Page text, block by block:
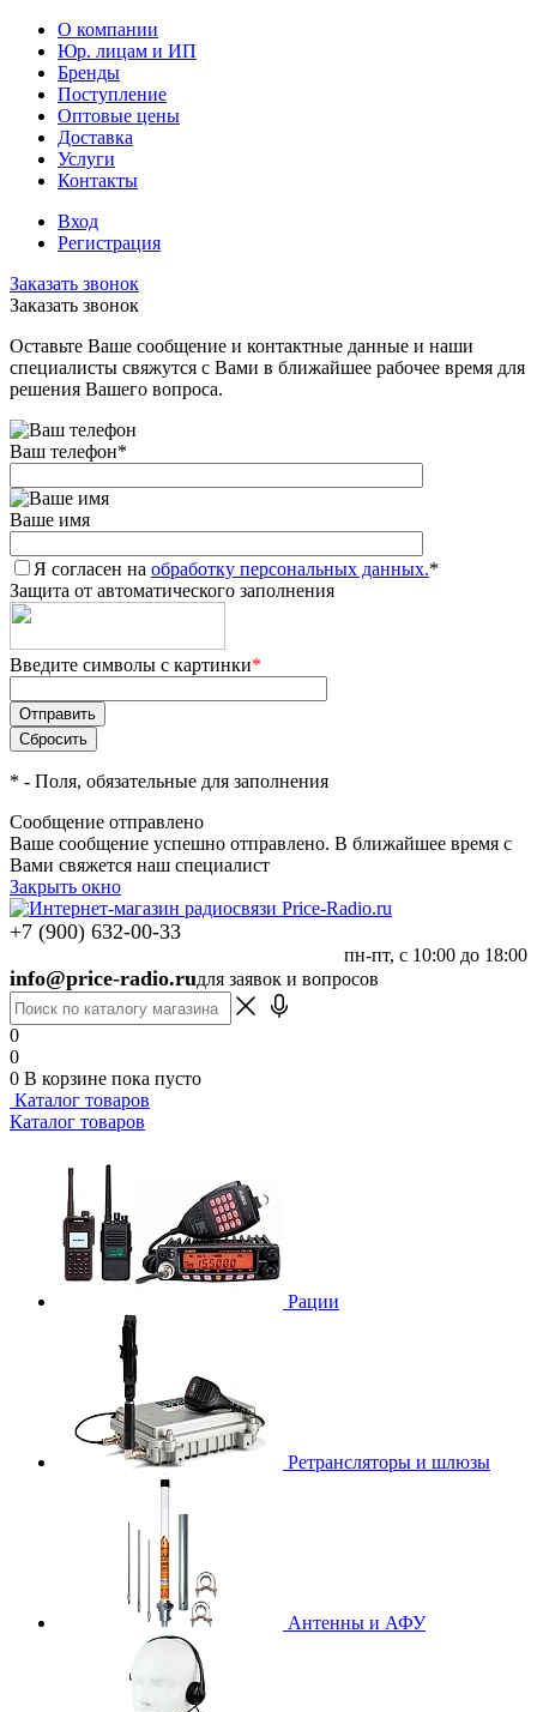
О компании
Юр. лицам и ИП
Бренды
Поступление
Оптовые цены
Доставка
Услуги
Контакты
Вход
Регистрация
Заказать звонок
Заказать звонок
Оставьте Ваше сообщение и контактные данные и наши
специалисты свяжутся с Вами в ближайшее рабочее время для
решения Вашего вопроса.
Ваш телефон*
Ваше имя
Я согласен на обработку персональных данных.*
Защита от автоматического заполнения
Введите символы с картинки*
* - Поля, обязательные для заполнения
Сообщение отправлено
Ваше сообщение успешно отправлено. В ближайшее время с
Вами свяжется наш специалист
Закрыть окно
+7 (900) 632-00-33
пн-пт, с 10:00 до 18:00
info@price-radio.ruдля заявок и вопросов
0
0
0 В корзине пока пусто
Каталог товаров
Каталог товаров
Рации
Ретрансляторы и шлюзы
Антенны и АФУ